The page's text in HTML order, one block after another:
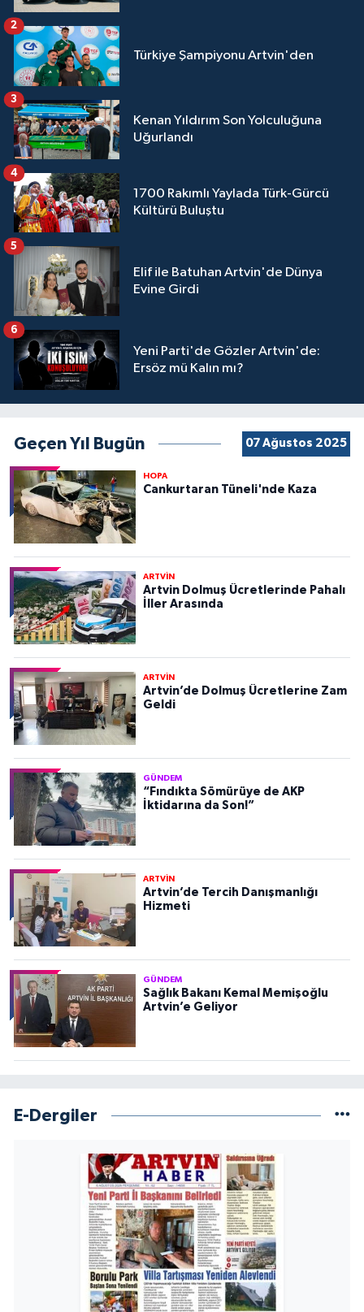
Türkiye Şampiyonu Artvin'den
2
Kenan Yıldırım Son Yolculuğuna
Uğurlandı
3
1700 Rakımlı Yaylada Türk-Gürcü
Kültürü Buluştu
4
Elif ile Batuhan Artvin'de Dünya
Evine Girdi
5
Yeni Parti'de Gözler Artvin'de:
Ersöz mü Kalın mı?
6
Geçen Yıl Bugün 07 Ağustos 2025
HOPA
Cankurtaran Tüneli'nde Kaza
ARTVİN
Artvin Dolmuş Ücretlerinde Pahalı
İller Arasında
ARTVİN
Artvin’de Dolmuş Ücretlerine Zam
Geldi
GÜNDEM
“Fındıkta Sömürüye de AKP
İktidarına da Son!”
ARTVİN
Artvin’de Tercih Danışmanlığı
Hizmeti
GÜNDEM
Sağlık Bakanı Kemal Memişoğlu
Artvin’e Geliyor
E-Dergiler